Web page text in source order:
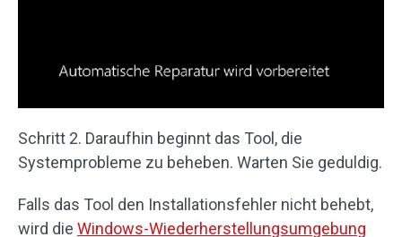
Schritt 2. Daraufhin beginnt das Tool, die
Systemprobleme zu beheben. Warten Sie geduldig.
Falls das Tool den Installationsfehler nicht behebt,
wird die Windows-Wiederherstellungsumgebung